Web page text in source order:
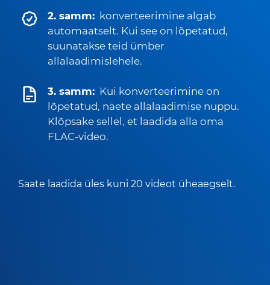
2. samm: konverteerimine algab
automaatselt. Kui see on lõpetatud,
suunatakse teid ümber
allalaadimislehele.
3. samm: Kui konverteerimine on
lõpetatud, näete allalaadimise nuppu.
Klõpsake sellel, et laadida alla oma
FLAC-video.
Saate laadida üles kuni 20 videot üheaegselt.